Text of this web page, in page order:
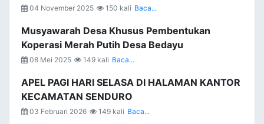
04 November 2025 150 kali Baca...
Musyawarah Desa Khusus Pembentukan
Koperasi Merah Putih Desa Bedayu
08 Mei 2025 149 kali Baca...
APEL PAGI HARI SELASA DI HALAMAN KANTOR
KECAMATAN SENDURO
03 Februari 2026 149 kali Baca...